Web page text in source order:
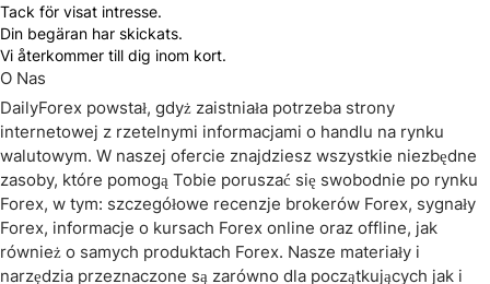
Tack för visat intresse.
Din begäran har skickats.
Vi återkommer till dig inom kort.
O Nas
DailyForex powstał, gdyż zaistniała potrzeba strony
internetowej z rzetelnymi informacjami o handlu na rynku
walutowym. W naszej ofercie znajdziesz wszystkie niezbędne
zasoby, które pomogą Tobie poruszać się swobodnie po rynku
Forex, w tym: szczegółowe recenzje brokerów Forex, sygnały
Forex, informacje o kursach Forex online oraz offline, jak
również o samych produktach Forex. Nasze materiały i
narzędzia przeznaczone są zarówno dla początkujących jak i